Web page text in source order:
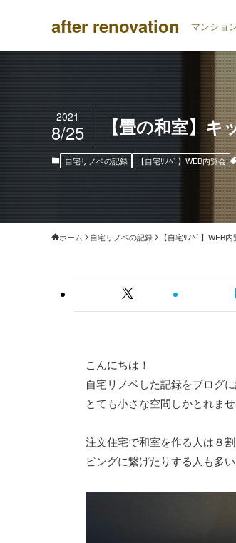
after renovation マンショ
【畳の和室】
2021
8/25
自宅リノベの記録 【自宅ﾘﾉﾍﾞ】WEB内覧会
ホーム 自宅リノベの記録 【自宅ﾘﾉﾍﾞ】WEB
こんにちは！
自宅リノベした記録をブログ
とても小さな空間しかとれま
注文住宅で和室を作る人は８
ビングに繋げたりする人も多